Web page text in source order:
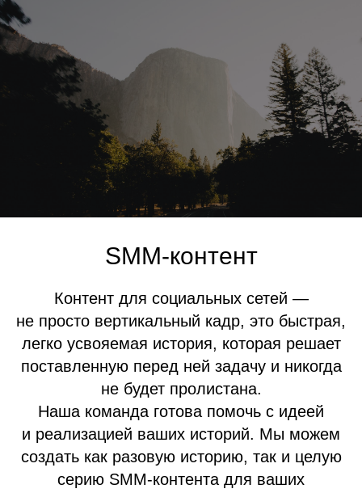
SMM-контент
Контент для социальных сетей —
не просто вертикальный кадр, это быстрая,
легко усвояемая история, которая решает
поставленную перед ней задачу и никогда
не будет пролистана.
Наша команда готова помочь с идеей
и реализацией ваших историй. Мы можем
создать как разовую историю, так и целую
серию SMM-контента для ваших